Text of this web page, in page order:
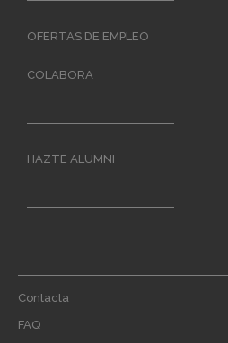
OFERTAS DE EMPLEO
COLABORA
HAZTE ALUMNI
Footer
menu
Contacta
FAQ